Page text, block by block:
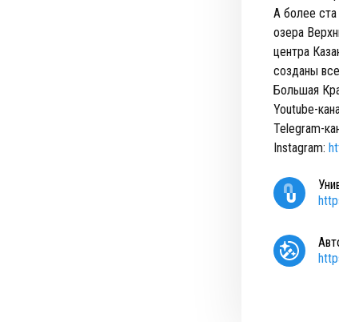
А более ста
озера
центра
созданы
Большая
Youtube-
Telegram-
Instagram: